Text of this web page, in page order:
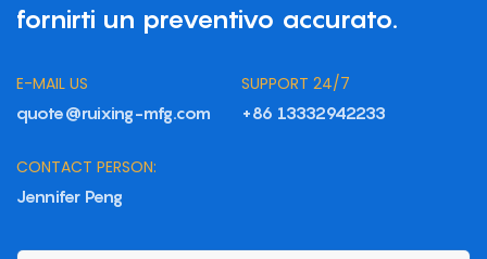
fornirti un preventivo accurato.
E-MAIL US
quote@ruixing-mfg.com
SUPPORT 24/7
+86 13332942233
CONTACT PERSON:
Jennifer Peng